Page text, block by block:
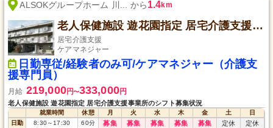
ALSOKグループホーム 川... から1.4km
老人保健施設 遊花園指定 居宅介護支援事業所
居宅介護支援
ケアマネジャー
日勤専従/経験者のみ可/ケアマネジャー（介護支
援専門員）
月給 219,000円〜333,000円
老人保健施設 遊花園指定 居宅介護支援事業所のシフト募集状況
就業時間 休憩 月 火 水 木 金 土
日
日勤
8:30～17:30 60分 募集 募集 募集 募集 募集 定休 定休